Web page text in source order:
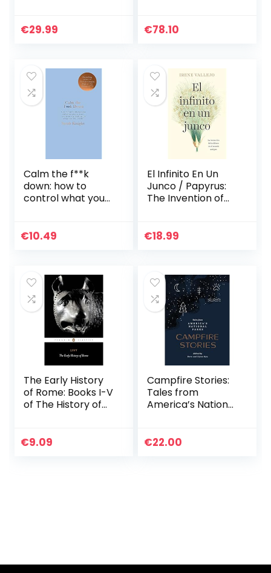
reizen van vader
€29.99 €78.10
Calm the f**k
down: how to
control what you
you can stop
€10.49
El Infinito En Un
Junco / Papyrus:
The Invention of
invención de los
€18.99
The Early History
of Rome: Books I-V
of The History of
€9.09
Campfire Stories:
Tales from
America’s National
€22.00